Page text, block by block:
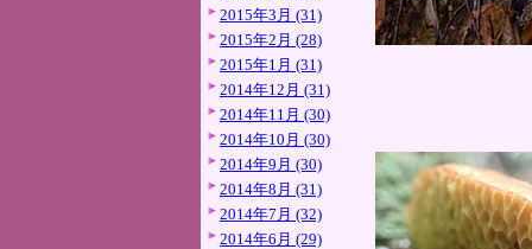
2015年3月 (31)
2015年2月 (28)
2015年1月 (31)
2014年12月 (31)
2014年11月 (30)
2014年10月 (30)
2014年9月 (30)
2014年8月 (31)
2014年7月 (32)
2014年6月 (29)